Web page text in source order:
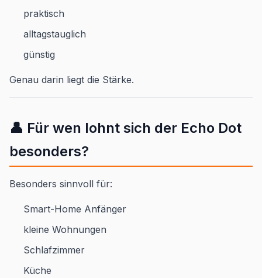
praktisch
alltagstauglich
günstig
Genau darin liegt die Stärke.
👤 Für wen lohnt sich der Echo Dot
besonders?
Besonders sinnvoll für:
Smart-Home Anfänger
kleine Wohnungen
Schlafzimmer
Küche